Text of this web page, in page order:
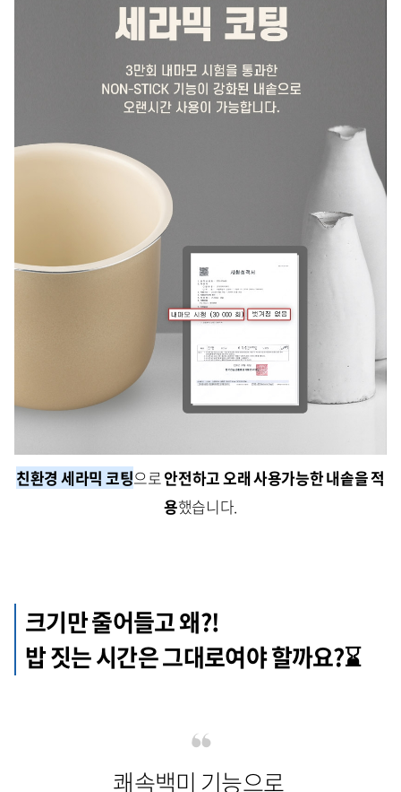
친환경 세라믹 코팅으로안전하고 오래 사용가능한 내솥을 적
용했습니다.
크기만 줄어들고 왜?!
밥 짓는 시간은 그대로여야 할까요?⌛
쾌속백미 기능으로